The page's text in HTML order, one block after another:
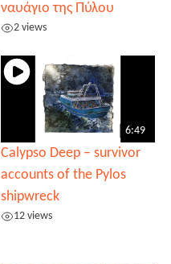
ναυάγιο της Πύλου
2 views
6:49
Calypso Deep – survivor
accounts of the Pylos
shipwreck
12 views